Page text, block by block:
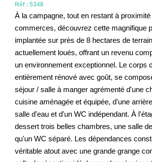
Réf : 5348
À la campagne, tout en restant à proximité
commerces, découvrez cette magnifique
implantée sur près de 8 hectares de
actuellement loués, offrant un revenu
un environnement exceptionnel. Le corps
entièrement rénové avec goût, se
séjour / salle à manger agrémenté d'une
cuisine aménagée et équipée, d'une
salle d'eau et d'un WC indépendant. À
dessert trois belles chambres, une salle
qu'un WC séparé. Les dépendances
véritable atout avec une grande grange